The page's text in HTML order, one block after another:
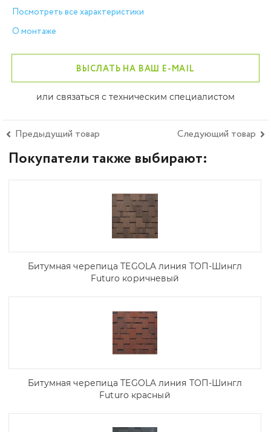
Посмотреть все характеристики
О монтаже
ВЫСЛАТЬ НА ВАШ E-MAIL
или связаться с техническим специалистом
Предыдущий товар Следующий товар
Покупатели также выбирают:
Битумная черепица TEGOLA линия ТОП-Шингл
Futuro коричневый
Битумная черепица TEGOLA линия ТОП-Шингл
Futuro красный